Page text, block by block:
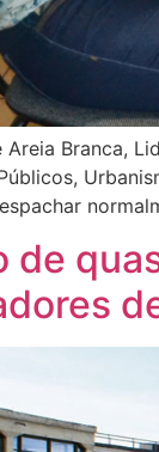
Branca,
de